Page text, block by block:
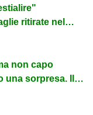
ritirate nel
non capo
sorpresa. Il